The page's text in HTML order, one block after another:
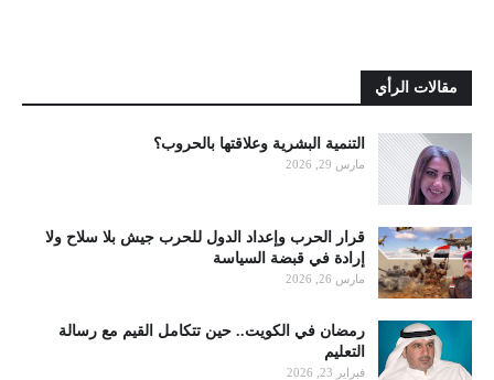
مقالات الرأي
التنمية البشرية وعلاقتها بالحروب؟
مارس 29, 2026
قرار الحرب وإعداد الدول للحرب جيش بلا سلاح ولا
إرادة في قبضة السياسة
مارس 26, 2026
رمضان في الكويت.. حين تتكامل القيم مع رسالة
التعليم
فبراير 23, 2026